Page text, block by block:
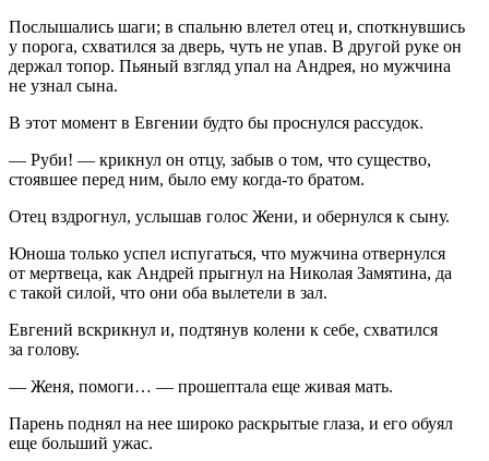
Послышались шаги; в спальню влетел отец и, споткнувшись
у порога, схватился за дверь, чуть не упав. В другой руке он
держал топор. Пьяный взгляд упал на Андрея, но мужчина
не узнал сына.
В этот момент в Евгении будто бы проснулся рассудок.
— Руби! — крикнул он отцу, забыв о том, что существо,
стоявшее перед ним, было ему когда-то братом.
Отец вздрогнул, услышав голос Жени, и обернулся к сыну.
Юноша только успел испугаться, что мужчина отвернулся
от мертвеца, как Андрей прыгнул на Николая Замятина, да
с такой силой, что они оба вылетели в зал.
Евгений вскрикнул и, подтянув колени к себе, схватился
за голову.
— Женя, помоги… — прошептала еще живая мать.
Парень поднял на нее широко раскрытые глаза, и его обуял
еще больший ужас.